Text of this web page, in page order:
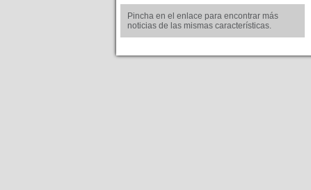
Pincha en el enlace para encontrar más
noticias de las mismas características.